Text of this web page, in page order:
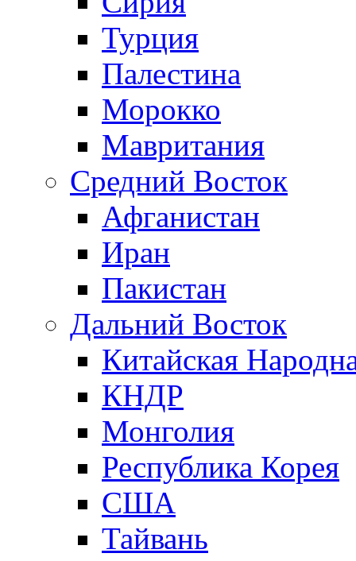
Турция
Палестина
Морокко
Мавритания
Средний Восток
Афганистан
Иран
Пакистан
Дальний Восток
Китайская
КНДР
Монголия
Республика Корея
США
Тайвань